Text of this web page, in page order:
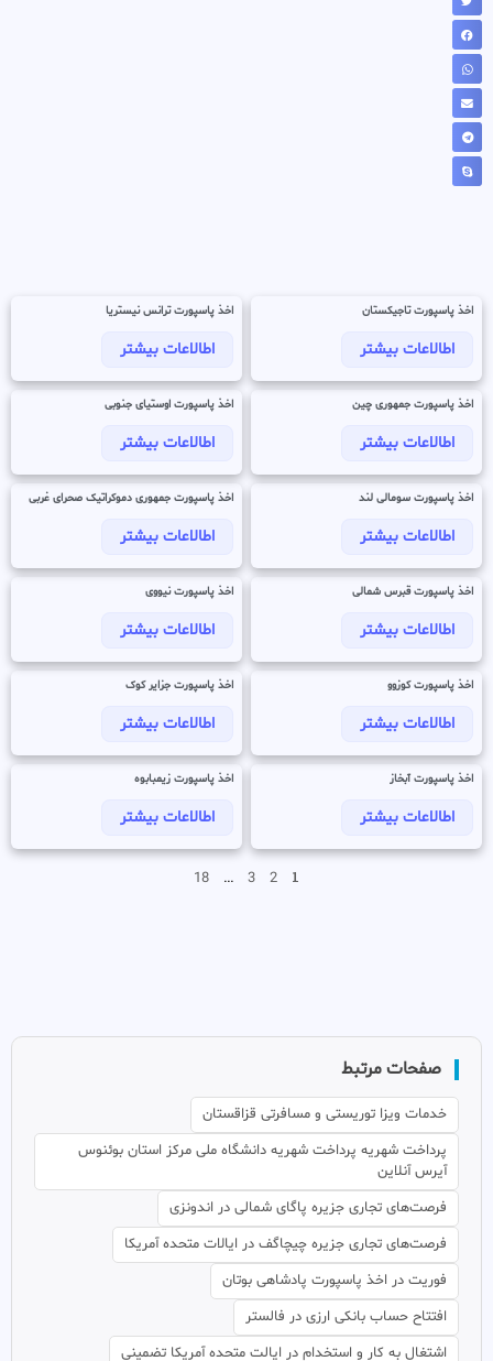
اخذ پاسپورت تاجیکستان
اطالاعات بیشتر
اخذ پاسپورت ترانس نیستریا
اطالاعات بیشتر
اخذ پاسپورت جمهوری چین
اطالاعات بیشتر
اخذ پاسپورت اوستیای جنوبی
اطالاعات بیشتر
اخذ پاسپورت سومالی لند
اطالاعات بیشتر
اخذ پاسپورت جمهوری دموکراتیک صحرای غربی
اطالاعات بیشتر
اخذ پاسپورت قبرس شمالی
اطالاعات بیشتر
اخذ پاسپورت نیووی
اطالاعات بیشتر
اخذ پاسپورت کوزوو
اطالاعات بیشتر
اخذ پاسپورت جزایر کوک
اطالاعات بیشتر
اخذ پاسپورت آبخاز
اطالاعات بیشتر
اخذ پاسپورت زیمبابوه
اطالاعات بیشتر
1
2
3
…
18
صفحات مرتبط
خدمات ویزا توریستی و مسافرتی قزاقستان
پرداخت شهریه پرداخت شهریه دانشگاه ملی مرکز استان بوئنوس
آیرس آنلاین
فرصت‌های تجاری جزیره پاگای شمالی در اندونزی
فرصت‌های تجاری جزیره چیچاگف در ایالات متحده آمریکا
فوریت در اخذ پاسپورت پادشاهی بوتان
افتتاح حساب بانکی ارزی در فالستر
اشتغال به کار و استخدام در ایالت متحده آمریکا تضمینی